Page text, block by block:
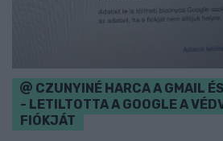
CZUNYINÉ HARCA A GMAIL
- LETILTOTTA A GOOGLE A
FIÓKJÁT